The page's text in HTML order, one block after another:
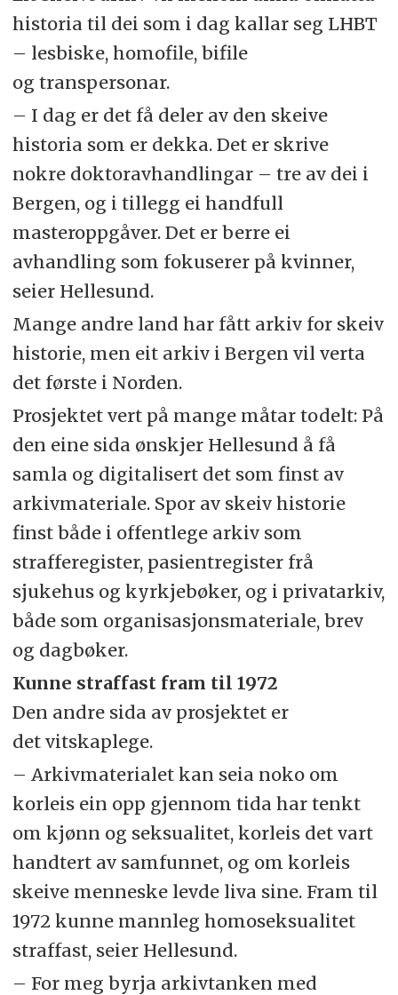
historia til dei som i dag kallar seg LHBT
– lesbiske, homofile, bifile
og transpersonar.
– I dag er det få deler av den skeive
historia som er dekka. Det er skrive
nokre doktoravhandlingar – tre av dei i
Bergen, og i tillegg ei handfull
masteroppgåver. Det er berre ei
avhandling som fokuserer på kvinner,
seier Hellesund.
Mange andre land har fått arkiv for skeiv
historie, men eit arkiv i Bergen vil verta
det første i Norden.
Prosjektet vert på mange måtar todelt: På
den eine sida ønskjer Hellesund å få
samla og digitalisert det som finst av
arkivmateriale. Spor av skeiv historie
finst både i offentlege arkiv som
strafferegister, pasientregister frå
sjukehus og kyrkjebøker, og i privatarkiv,
både som organisasjonsmateriale, brev
og dagbøker.
Kunne straffast fram til 1972
Den andre sida av prosjektet er
det vitskaplege.
– Arkivmaterialet kan seia noko om
korleis ein opp gjennom tida har tenkt
om kjønn og seksualitet, korleis det vart
handtert av samfunnet, og om korleis
skeive menneske levde liva sine. Fram til
1972 kunne mannleg homoseksualitet
straffast, seier Hellesund.
– For meg byrja arkivtanken med